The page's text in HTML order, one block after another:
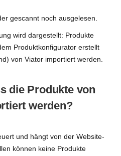
gescannt noch ausgelesen.
wird dargestellt: Produkte
Produktkonfigurator erstellt
von Viator importiert werden.
die Produkte von
werden?
und hängt von der Website-
können keine Produkte